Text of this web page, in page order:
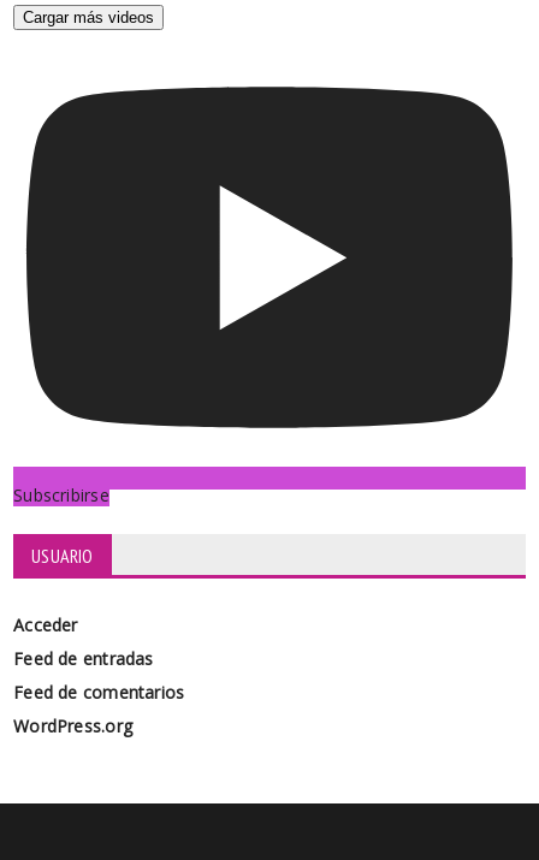
Cargar más videos
Subscribirse
USUARIO
Acceder
Feed de entradas
Feed de comentarios
WordPress.org